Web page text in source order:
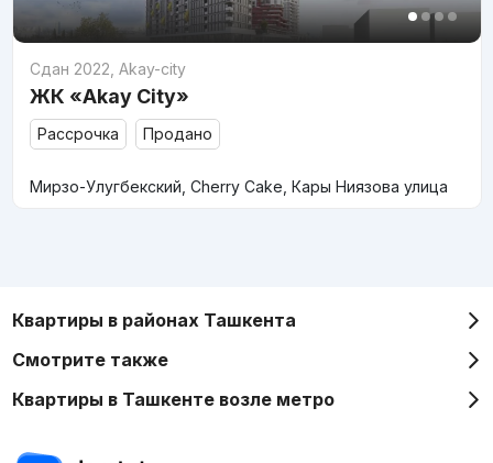
Сдан 2022 Akay-city
ЖК «Akay City»
Рассрочка Продано
Мирзо-Улугбекский, Cherry Cake, Кары Ниязова улица
Квартиры в районах Ташкента
Смотрите также
Квартиры в Ташкенте возле метро